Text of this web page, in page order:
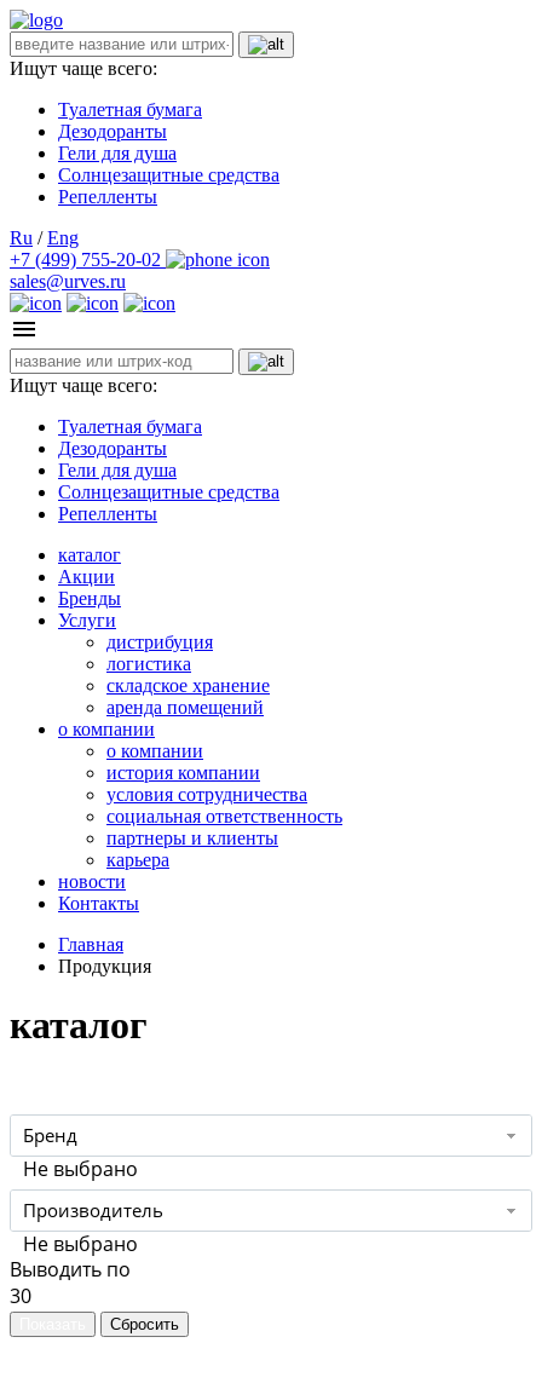
Ищут чаще всего:
Туалетная бумага
Дезодоранты
Гели для душа
Солнцезащитные средства
Репелленты
Ru / Eng
+7 (499) 755-20-02
sales@urves.ru
Ищут чаще всего:
Туалетная бумага
Дезодоранты
Гели для душа
Солнцезащитные средства
Репелленты
каталог
Акции
Бренды
Услуги
дистрибуция
логистика
складское хранение
аренда помещений
о компании
о компании
история компании
условия сотрудничества
социальная ответственность
партнеры и клиенты
карьера
новости
Контакты
Главная
Продукция
каталог
Бренд
Не выбрано
Производитель
Не выбрано
Выводить по
30